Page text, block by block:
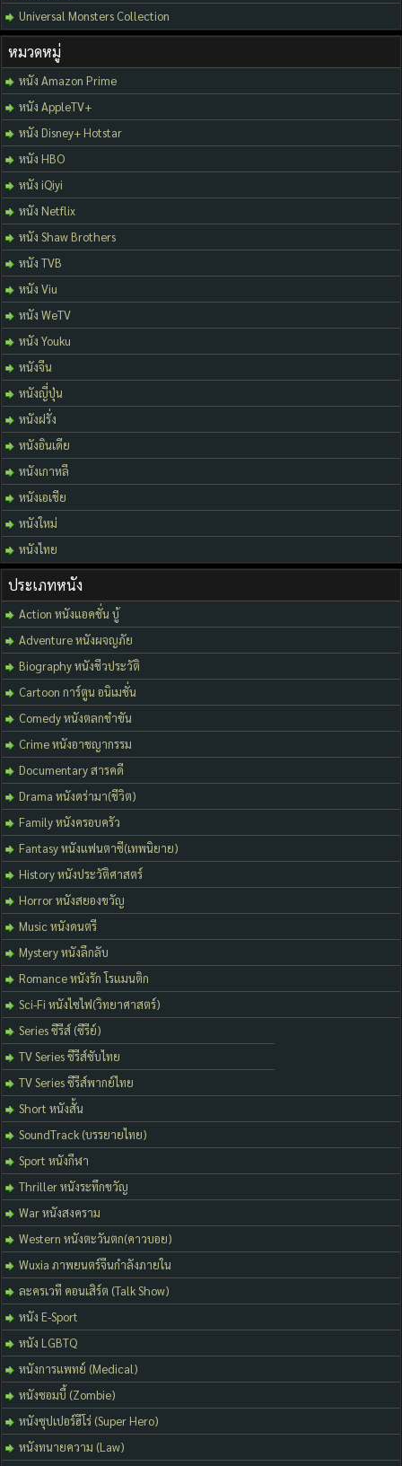
Universal Monsters Collection
หมวดหมู่
หนัง Amazon Prime
หนัง AppleTV+
หนัง Disney+ Hotstar
หนัง HBO
หนัง iQiyi
หนัง Netflix
หนัง Shaw Brothers
หนัง TVB
หนัง Viu
หนัง WeTV
หนัง Youku
หนังจีน
หนังญี่ปุ่น
หนังฝรั่ง
หนังอินเดีย
หนังเกาหลี
หนังเอเชีย
หนังใหม่
หนังไทย
ประเภทหนัง
Action หนังแอคชั่น บู้
Adventure หนังผจญภัย
Biography หนังชีวประวัติ
Cartoon การ์ตูน อนิเมชั่น
Comedy หนังตลกขำขัน
Crime หนังอาชญากรรม
Documentary สารคดี
Drama หนังดร่ามา(ชีวิต)
Family หนังครอบครัว
Fantasy หนังแฟนตาซี(เทพนิยาย)
History หนังประวัติศาสตร์
Horror หนังสยองขวัญ
Music หนังดนตรี
Mystery หนังลึกลับ
Romance หนังรัก โรแมนติก
Sci-Fi หนังไซไฟ(วิทยาศาสตร์)
Series ซีรีส์ (ซีรีย์)
TV Series ซีรีส์ซับไทย
TV Series ซีรีส์พากย์ไทย
Short หนังสั้น
SoundTrack (บรรยายไทย)
Sport หนังกีฬา
Thriller หนังระทึกขวัญ
War หนังสงคราม
Western หนังตะวันตก(คาวบอย)
Wuxia ภาพยนตร์จีนกำลังภายใน
ละครเวที คอนเสิร์ต (Talk Show)
หนัง E-Sport
หนัง LGBTQ
หนังการแพทย์ (Medical)
หนังซอมบี้ (Zombie)
หนังซุปเปอร์ฮีโร่ (Super Hero)
หนังทนายความ (Law)